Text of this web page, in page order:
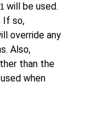
will be used.
If so,
override any
Also,
than the
when